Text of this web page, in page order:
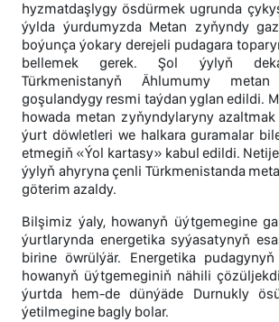
hyzmatdaşlygy ösdürmek ugrunda
ýylda ýurdumyzda Metan zyňyndy
boýunça ýokary derejeli pudagara
bellemek gerek. Şol ýylyň
Türkmenistanyň Ählumumy metan
goşulandygy resmi taýdan yglan edildi.
howada metan zyňyndylaryny
ýurt döwletleri we halkara guramalar
etmegiň «Ýol kartasy» kabul edildi.
ýylyň ahyryna çenli Türkmenistanda
göterim azaldy.
Bilşimiz ýaly, howanyň üýtgemegine
ýurtlarynda energetika syýasatynyň
birine öwrülýär. Energetika
howanyň üýtgemeginiň nähili
ýurtda hem-de dünýäde Durnukly
ýetilmegine bagly bolar.